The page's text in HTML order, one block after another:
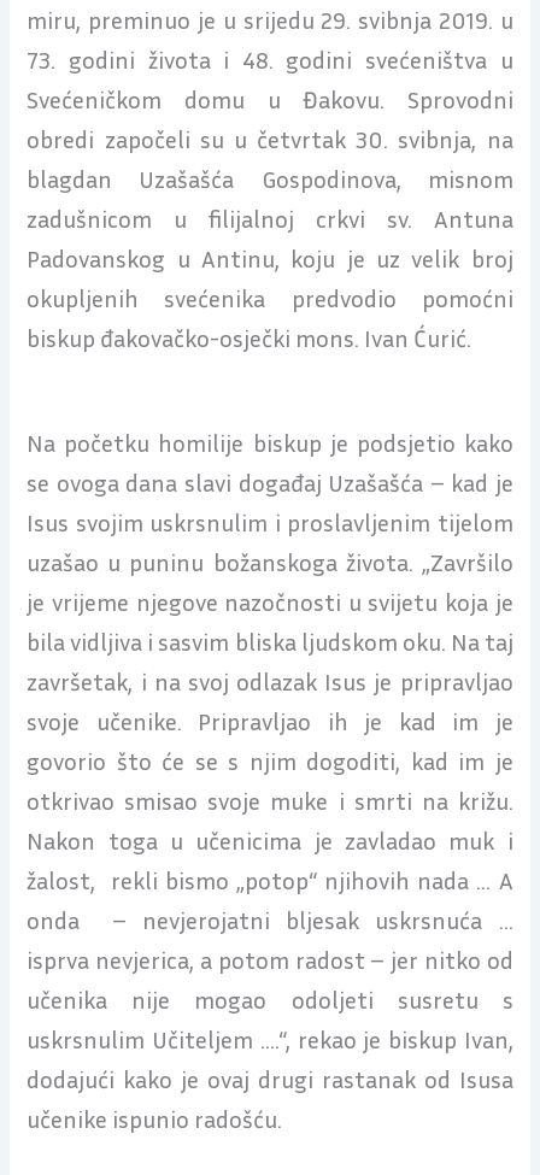
miru, preminuo je u srijedu 29. svibnja 2019. u
73. godini života i 48. godini svećeništva u
Svećeničkom domu u Đakovu. Sprovodni
obredi započeli su u četvrtak 30. svibnja, na
blagdan Uzašašća Gospodinova, misnom
zadušnicom u filijalnoj crkvi sv. Antuna
Padovanskog u Antinu, koju je uz velik broj
okupljenih svećenika predvodio pomoćni
biskup đakovačko-osječki mons. Ivan Ćurić.
Na početku homilije biskup je podsjetio kako
se ovoga dana slavi događaj Uzašašća – kad je
Isus svojim uskrsnulim i proslavljenim tijelom
uzašao u puninu božanskoga života. „Završilo
je vrijeme njegove nazočnosti u svijetu koja je
bila vidljiva i sasvim bliska ljudskom oku. Na taj
završetak, i na svoj odlazak Isus je pripravljao
svoje učenike. Pripravljao ih je kad im je
govorio što će se s njim dogoditi, kad im je
otkrivao smisao svoje muke i smrti na križu.
Nakon toga u učenicima je zavladao muk i
žalost, rekli bismo „potop“ njihovih nada … A
onda – nevjerojatni bljesak uskrsnuća …
isprva nevjerica, a potom radost – jer nitko od
učenika nije mogao odoljeti susretu s
uskrsnulim Učiteljem ….“, rekao je biskup Ivan,
dodajući kako je ovaj drugi rastanak od Isusa
učenike ispunio radošću.